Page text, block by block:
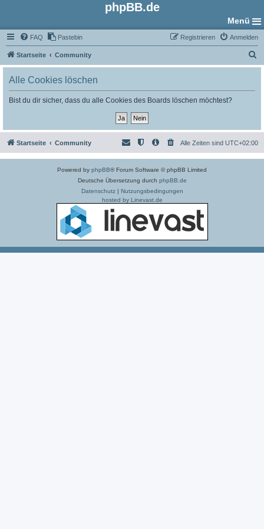
phpBB.de
Menü
FAQ Pastebin Anmelden
Registrieren
Startseite Community
u
Alle Cookies löschen
Bist du dir sicher, dass du alle Cookies des Boards löschen möchtest?
Startseite Community Alle Zeiten sind UTC+02:00
Powered by phpBB® Forum Software © phpBB Limited
Deutsche Übersetzung durch phpBB.de
Datenschutz| Nutzungsbedingungen
hosted by Linevast.de